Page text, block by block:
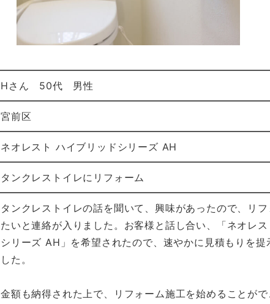
Hさん 50代 男性
宮前区
ネオレスト ハイブリッドシリーズ AH
タンクレストイレにリフォーム
タンクレストイレの話を聞いて、興味があったので、リ
たいと連絡が入りました。お客様と話し合い、「ネオレ
シリーズ AH」を希望されたので、速やかに見積もりを提
した。
金額も納得された上で、リフォーム施工を始めることが